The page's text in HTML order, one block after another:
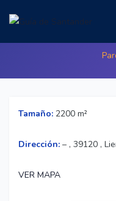
Parque de los
Tamaño: 2200 m²
Dirección: – , 39120 ,
VER MAPA